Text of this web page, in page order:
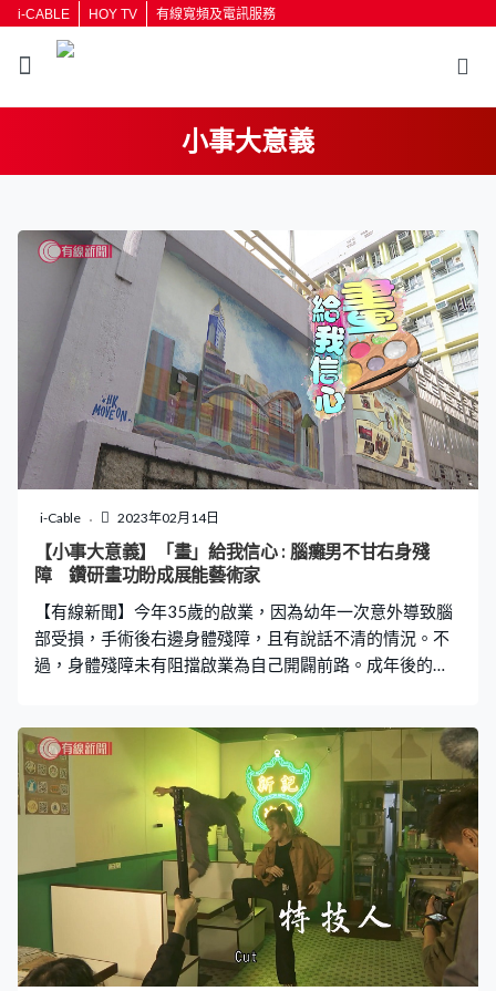
i-CABLE HOY TV 有線寬頻及電訊服務
小事大意義
按輸入鍵開始搜尋
i-Cable 2023年02月14日
【小事大意義】「畫」給我信心 : 腦癱男不甘右身殘
障 鑽研畫功盼成展能藝術家
【有線新聞】今年35歲的啟業，因為幼年一次意外導致腦
部受損，手術後右邊身體殘障，且有說話不清的情況。不
過，身體殘障未有阻擋啟業為自己開闢前路。成年後的
師，可以放心，證明自己「其實可以做到很多事」。